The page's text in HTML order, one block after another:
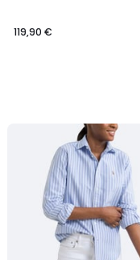
119,90 €